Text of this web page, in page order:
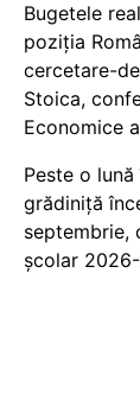
Bugetele
poziția
cercetare-
Stoica,
Economice
Peste o
grădiniță
septembrie,
școlar